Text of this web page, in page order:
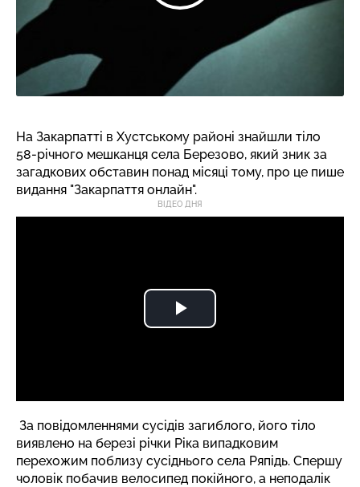
На Закарпатті в Хустському районі знайшли тіло
58-річного мешканця села Березово, який зник за
загадкових обставин понад місяці тому, про це пише
видання "Закарпаття онлайн".
ВІДЕО ДНЯ
За повідомленнями сусідів загиблого, його тіло
виявлено на березі річки Ріка випадковим
перехожим поблизу сусіднього села Ряпідь. Спершу
чоловік побачив велосипед покійного, а неподалік